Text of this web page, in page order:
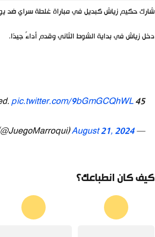
شارك حكيم زياش كبديل في مباراة غلطة سراي ضد
دخل زياش في بداية الشوط الثاني وقدم أداءً جيدًا.
45 minutes played.
pic.twitter.com/9bGmGCQhWL
— JuegoMarroquí (@JuegoMarroqui)
August 21, 2024
كيف كان انطباعك؟